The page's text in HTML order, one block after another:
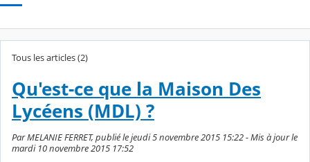
Tous les articles (2)
Qu'est-ce que la Maison Des
Lycéens (MDL) ?
Par MELANIE FERRET, publié le jeudi 5 novembre 2015 15:22 - Mis à jour le
mardi 10 novembre 2015 17:52